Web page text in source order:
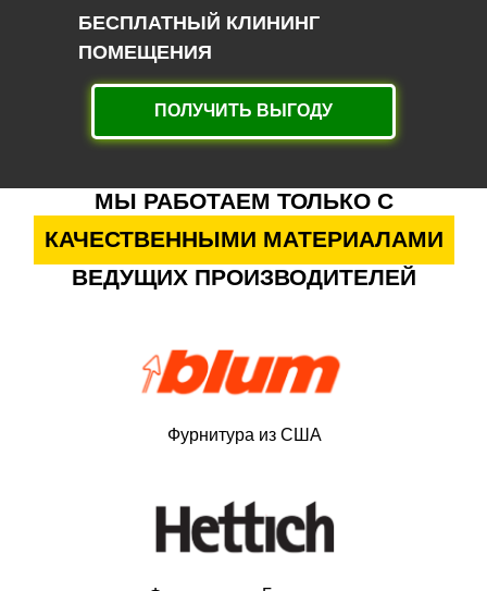
БЕСПЛАТНЫЙ КЛИНИНГ
ПОМЕЩЕНИЯ
ПОЛУЧИТЬ ВЫГОДУ
МЫ РАБОТАЕМ ТОЛЬКО С
КАЧЕСТВЕННЫМИ МАТЕРИАЛАМИ
ВЕДУЩИХ ПРОИЗВОДИТЕЛЕЙ
Фурнитура из США